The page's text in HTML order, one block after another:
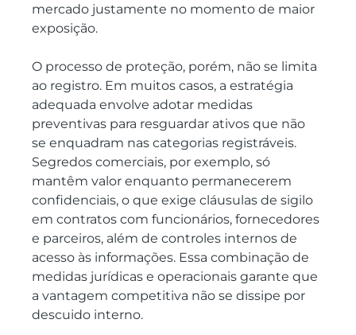
mercado justamente no momento de maior
exposição.
O processo de proteção, porém, não se limita
ao registro. Em muitos casos, a estratégia
adequada envolve adotar medidas
preventivas para resguardar ativos que não
se enquadram nas categorias registráveis.
Segredos comerciais, por exemplo, só
mantêm valor enquanto permanecerem
confidenciais, o que exige cláusulas de sigilo
em contratos com funcionários, fornecedores
e parceiros, além de controles internos de
acesso às informações. Essa combinação de
medidas jurídicas e operacionais garante que
a vantagem competitiva não se dissipe por
descuido interno.